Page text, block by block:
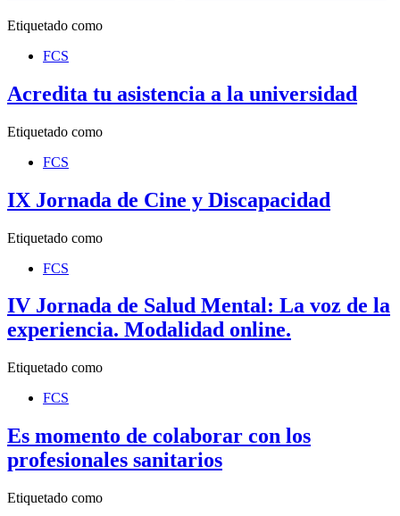
Etiquetado como
FCS
Acredita tu asistencia a la universidad
Etiquetado como
FCS
IX Jornada de Cine y Discapacidad
Etiquetado como
FCS
IV Jornada de Salud Mental: La voz de la
experiencia. Modalidad online.
Etiquetado como
FCS
Es momento de colaborar con los
profesionales sanitarios
Etiquetado como